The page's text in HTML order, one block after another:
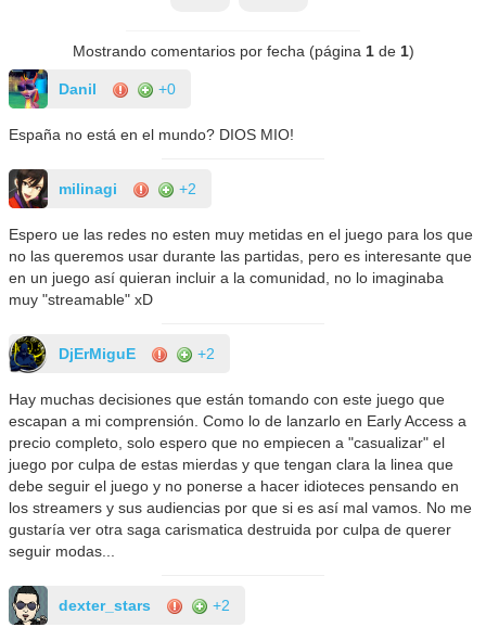
Mostrando comentarios por fecha (página 1de 1)
Danil +0
España no está en el mundo? DIOS MIO!
milinagi +2
Espero ue las redes no esten muy metidas en el juego para los que
no las queremos usar durante las partidas, pero es interesante que
en un juego así quieran incluir a la comunidad, no lo imaginaba
muy "streamable" xD
DjErMiguE +2
Hay muchas decisiones que están tomando con este juego que
escapan a mi comprensión. Como lo de lanzarlo en Early Access a
precio completo, solo espero que no empiecen a "casualizar" el
juego por culpa de estas mierdas y que tengan clara la linea que
debe seguir el juego y no ponerse a hacer idioteces pensando en
los streamers y sus audiencias por que si es así mal vamos. No me
gustaría ver otra saga carismatica destruida por culpa de querer
seguir modas...
dexter_stars +2